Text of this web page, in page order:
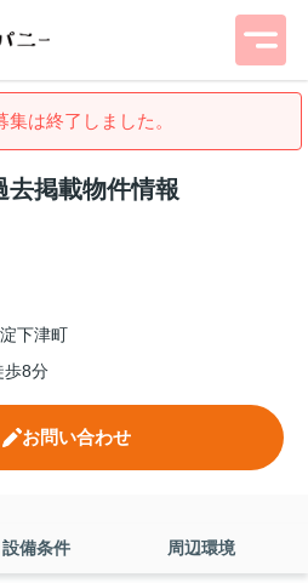
集は終了しました。
去掲載物件情報
下津町
歩8分
お問い合わせ
設備条件 周辺環境